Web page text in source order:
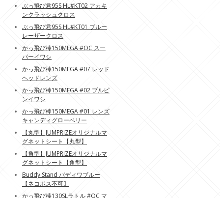
ぶっ飛び君95S HL#KT02 アカキ
ンクラッシュクロス
ぶっ飛び君95S HL#KT01 ブルー
レーザークロス
かっ飛び棒150MEGA #OC スー
パーイワシ
かっ飛び棒150MEGA #07 レッド
ヘッドレンズ
かっ飛び棒150MEGA #02 ブルピ
ンイワシ
かっ飛び棒150MEGA #01 レンズ
キャンディグローベリー
【丸型】JUMPRIZEオリジナルマ
グネットシート【丸型】
【角型】JUMPRIZEオリジナルマ
グネットシート【角型】
Buddy Stand バディワブルー
【ネコポス不可】
かっ飛び棒130SLラトル #OC マ